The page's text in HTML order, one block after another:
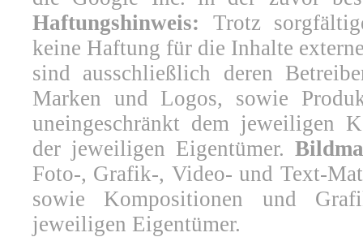
Haftungshinweis: Trotz
keine Haftung für die Inhalte
sind ausschließlich deren
Marken und Logos, sowie
uneingeschränkt dem jeweiligen
der jeweiligen Eigentümer.
Foto-, Grafik-, Video- und Text-
sowie Kompositionen und
jeweiligen Eigentümer.